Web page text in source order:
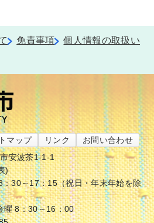
免責事項
個人情報の取扱い
マップ リンク
お問い合わせ
安波茶1-1-1
)
30～17：15（祝日・年末年始を除
曜 8：30～16：00